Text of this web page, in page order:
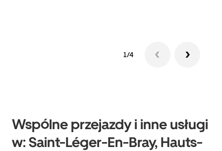
1/4
Wspólne przejazdy i inne usługi
w: Saint-Léger-En-Bray, Hauts-